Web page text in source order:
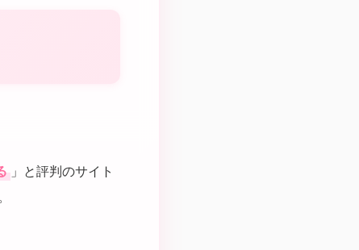
」と評判のサイト